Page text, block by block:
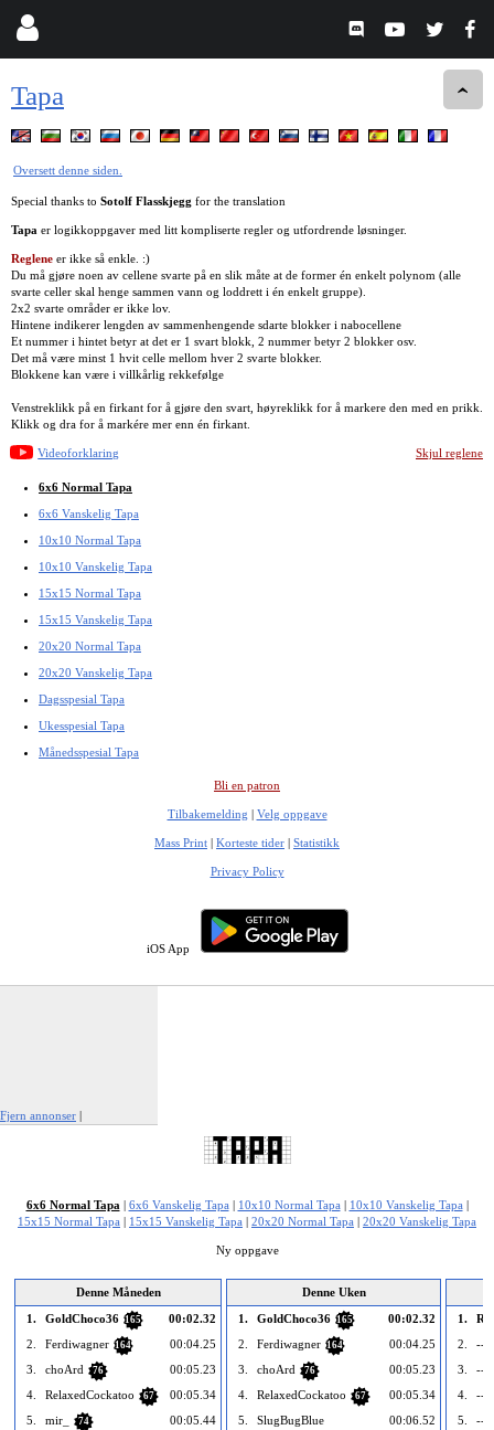
Tapa
Oversett denne siden.
Special thanks to Sotolf Flasskjegg for the translation
Tapa er logikkoppgaver med litt kompliserte regler og utfordrende løsninger.
Reglene er ikke så enkle. :)
Du må gjøre noen av cellene svarte på en slik måte at de former én enkelt polynom (alle
svarte celler skal henge sammen vann og loddrett i én enkelt gruppe).
2x2 svarte områder er ikke lov.
Hintene indikerer lengden av sammenhengende sdarte blokker i nabocellene
Et nummer i hintet betyr at det er 1 svart blokk, 2 nummer betyr 2 blokker osv.
Det må være minst 1 hvit celle mellom hver 2 svarte blokker.
Blokkene kan være i villkårlig rekkefølge
Venstreklikk på en firkant for å gjøre den svart, høyreklikk for å markere den med en prikk.
Klikk og dra for å markére mer enn én firkant.
Videoforklaring Skjul reglene
6x6 Normal Tapa
6x6 Vanskelig Tapa
10x10 Normal Tapa
10x10 Vanskelig Tapa
15x15 Normal Tapa
15x15 Vanskelig Tapa
20x20 Normal Tapa
20x20 Vanskelig Tapa
Dagsspesial Tapa
Ukesspesial Tapa
Månedsspesial Tapa
Bli en patron
Tilbakemelding | Velg oppgave
Mass Print | Korteste tider | Statistikk
Privacy Policy
iOS App
Fjern annonser |
6x6 Normal Tapa | 6x6 Vanskelig Tapa | 10x10 Normal Tapa | 10x10 Vanskelig Tapa |
15x15 Normal Tapa | 15x15 Vanskelig Tapa | 20x20 Normal Tapa | 20x20 Vanskelig Tapa
Ny oppgave
Denne Måneden
1.
GoldChoco36 165
00:02.32
2.
Ferdiwagner 164
00:04.25
3.
choArd 76
00:05.23
4.
RelaxedCockatoo 67
00:05.34
5.
mir_ 74
00:05.44
Denne Uken
1.
GoldChoco36 165
00:02.32
2.
Ferdiwagner 164
00:04.25
3.
choArd 76
00:05.23
4.
RelaxedCockatoo 67
00:05.34
5.
SlugBugBlue
00:06.52
1.
2.
---
3.
---
4.
---
5.
---